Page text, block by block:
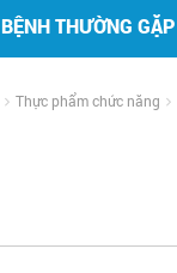
BỆNH THƯỜNG GẶP
Thực phẩm chức năng